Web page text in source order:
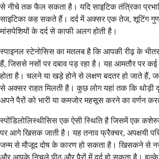
से नीचे तक फैल सकता है। यदि साइटिक तंत्रिका
साइटिका कह सकते हैं। दर्द में अक्सर एक तेज, शूटिंग
मांसपेशियों के दर्द से काफी अलग होती है।
स्पाइनल स्टेनोसिस का मतलब है कि आपकी रीढ़ के
हैं, जिससे नसों पर दबाव पड़ रहा है। यह आमतौर पर कई
होता है। चलने या खड़े होने से लक्षण बदतर हो जाते हैं,
से अक्सर राहत मिलती है। कुछ लोग यहां तक कि थोड़ी
अपने पैरों को भारी या कमजोर महसूस करने का वर्णन
स्पोंडिलोलिस्थीसिस एक ऐसी स्थिति है जिसमें एक
पर आगे खिसक जाती है। यह तनाव फ्रैक्चर, अपक्षयी
जन्म से मौजूद दोष के कारण हो सकता है। खिसकने से